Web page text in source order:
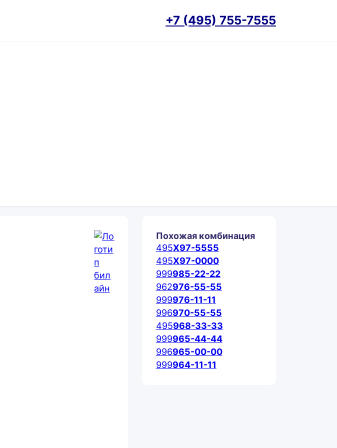
+7 (495) 755-7555
Похожая комбинация
495X97-5555
495X97-0000
999985-22-22
962976-55-55
999976-11-11
996970-55-55
495968-33-33
999965-44-44
996965-00-00
999964-11-11